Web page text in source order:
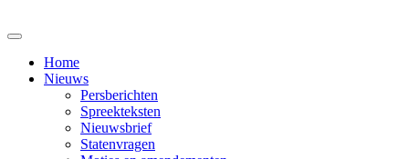
Home
Nieuws
Persberichten
Spreekteksten
Nieuwsbrief
Statenvragen